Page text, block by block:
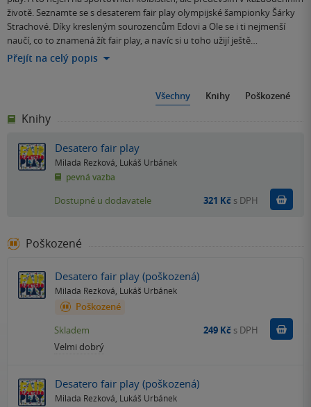
životě. Seznamte se s desaterem fair play olympijské šampionky Šárky
Strachové. Díky kresleným sourozencům Edovi a Ole se i ti nejmenší
naučí, co to znamená žít fair play, a navíc si u toho užijí ještě…
Přejít na celý popis
Všechny Knihy Poškozené
Knihy
Desatero fair play
Milada Rezková, Lukáš Urbánek
pevná vazba
Dostupné u dodavatele 321 Kč s DPH
Poškozené
Desatero fair play (poškozená)
Milada Rezková, Lukáš Urbánek
Poškozené
Velmi dobrý
Skladem 249 Kč s DPH
Desatero fair play (poškozená)
Milada Rezková, Lukáš Urbánek